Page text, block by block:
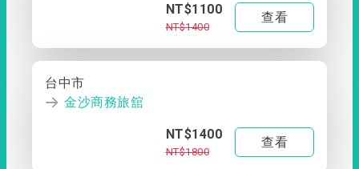
NT$1100
NT$1400
查看
台中市
金沙商務旅舘
NT$1400
NT$1800
查看